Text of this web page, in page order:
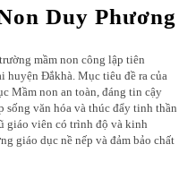
Duy Phương
mầm non công lập tiên
huyện Đắkhà. Mục tiêu đề ra của
Mầm non an toàn, đáng tin cậy
sống văn hóa và thúc đẩy tinh thần
giáo viên có trình độ và kinh
giáo dục nề nếp và đảm bảo chất